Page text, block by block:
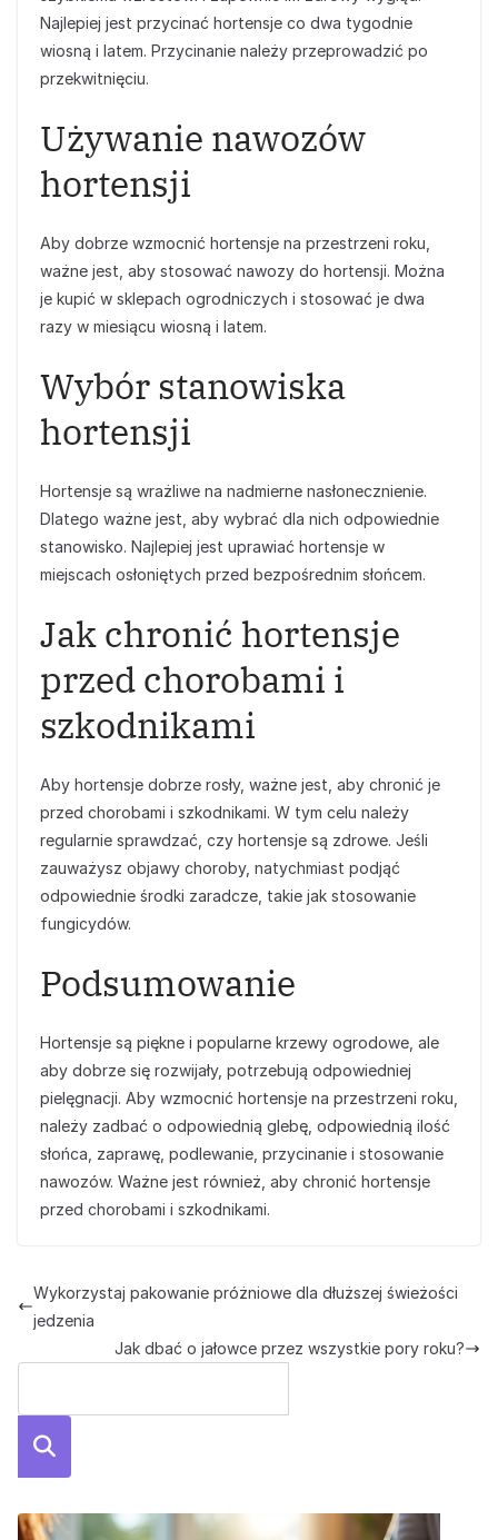
Najlepiej jest przycinać hortensje co dwa tygodnie
wiosną i latem. Przycinanie należy przeprowadzić po
przekwitnięciu.
Używanie nawozów
hortensji
Aby dobrze wzmocnić hortensje na przestrzeni roku,
ważne jest, aby stosować nawozy do hortensji. Można
je kupić w sklepach ogrodniczych i stosować je dwa
razy w miesiącu wiosną i latem.
Wybór stanowiska
hortensji
Hortensje są wrażliwe na nadmierne nasłonecznienie.
Dlatego ważne jest, aby wybrać dla nich odpowiednie
stanowisko. Najlepiej jest uprawiać hortensje w
miejscach osłoniętych przed bezpośrednim słońcem.
Jak chronić hortensje
przed chorobami i
szkodnikami
Aby hortensje dobrze rosły, ważne jest, aby chronić je
przed chorobami i szkodnikami. W tym celu należy
regularnie sprawdzać, czy hortensje są zdrowe. Jeśli
zauważysz objawy choroby, natychmiast podjąć
odpowiednie środki zaradcze, takie jak stosowanie
fungicydów.
Podsumowanie
Hortensje są piękne i popularne krzewy ogrodowe, ale
aby dobrze się rozwijały, potrzebują odpowiedniej
pielęgnacji. Aby wzmocnić hortensje na przestrzeni roku,
należy zadbać o odpowiednią glebę, odpowiednią ilość
słońca, zaprawę, podlewanie, przycinanie i stosowanie
nawozów. Ważne jest również, aby chronić hortensje
przed chorobami i szkodnikami.
Wykorzystaj pakowanie próżniowe dla dłuższej świeżości
jedzenia
Jak dbać o jałowce przez wszystkie pory roku?
Szuka